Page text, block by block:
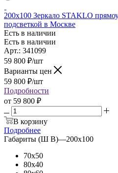
200x100 Зеркало STAKLO
подсветкой в Москве
Есть в наличии
Есть в наличии
Арт.: 341099
59 800 ₽/шт
Варианты цен
59 800 ₽/шт
Подробности
от 59 800 ₽
В корзину
Подробнее
Габариты (Ш В)—200x100
70x50
80x40